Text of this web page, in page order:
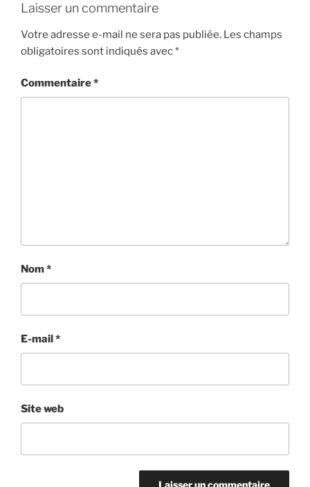
Laisser un commentaire
Votre adresse e-mail ne sera pas publiée. Les champs
obligatoires sont indiqués avec*
Commentaire*
Nom*
E-mail*
Site web